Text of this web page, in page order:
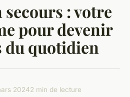
: votre
pour devenir
du quotidien
20242 min de lecture